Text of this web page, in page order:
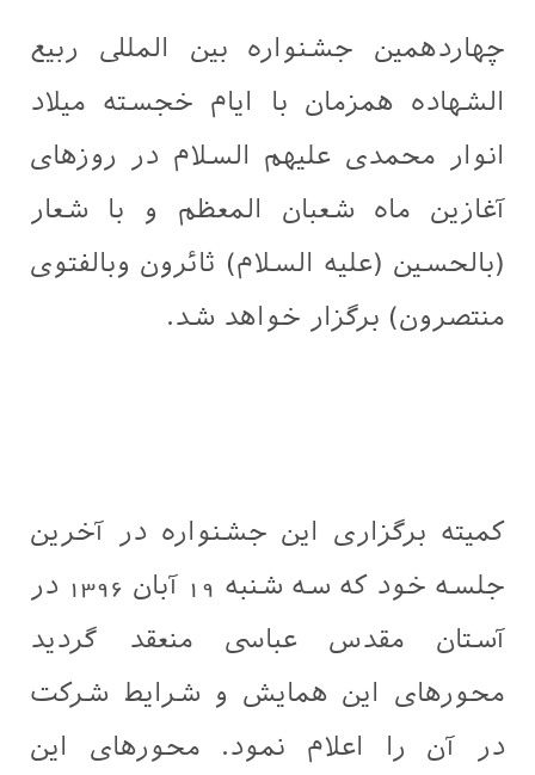
چهاردهمین جشنواره بین المللی ربیع
الشهاده همزمان با ایام خجسته میلاد
انوار محمدی علیهم السلام در روزهای
آغازین ماه شعبان المعظم و با شعار
(بالحسين (عليه السلام) ثائرون وبالفتوى
منتصرون) برگزار خواهد شد.
کمیته برگزاری این جشنواره در آخرین
جلسه خود که سه شنبه 19 آبان 1396 در
آستان مقدس عباسی منعقد گردید
محورهای این همایش و شرایط شرکت
در آن را اعلام نمود. محورهای این